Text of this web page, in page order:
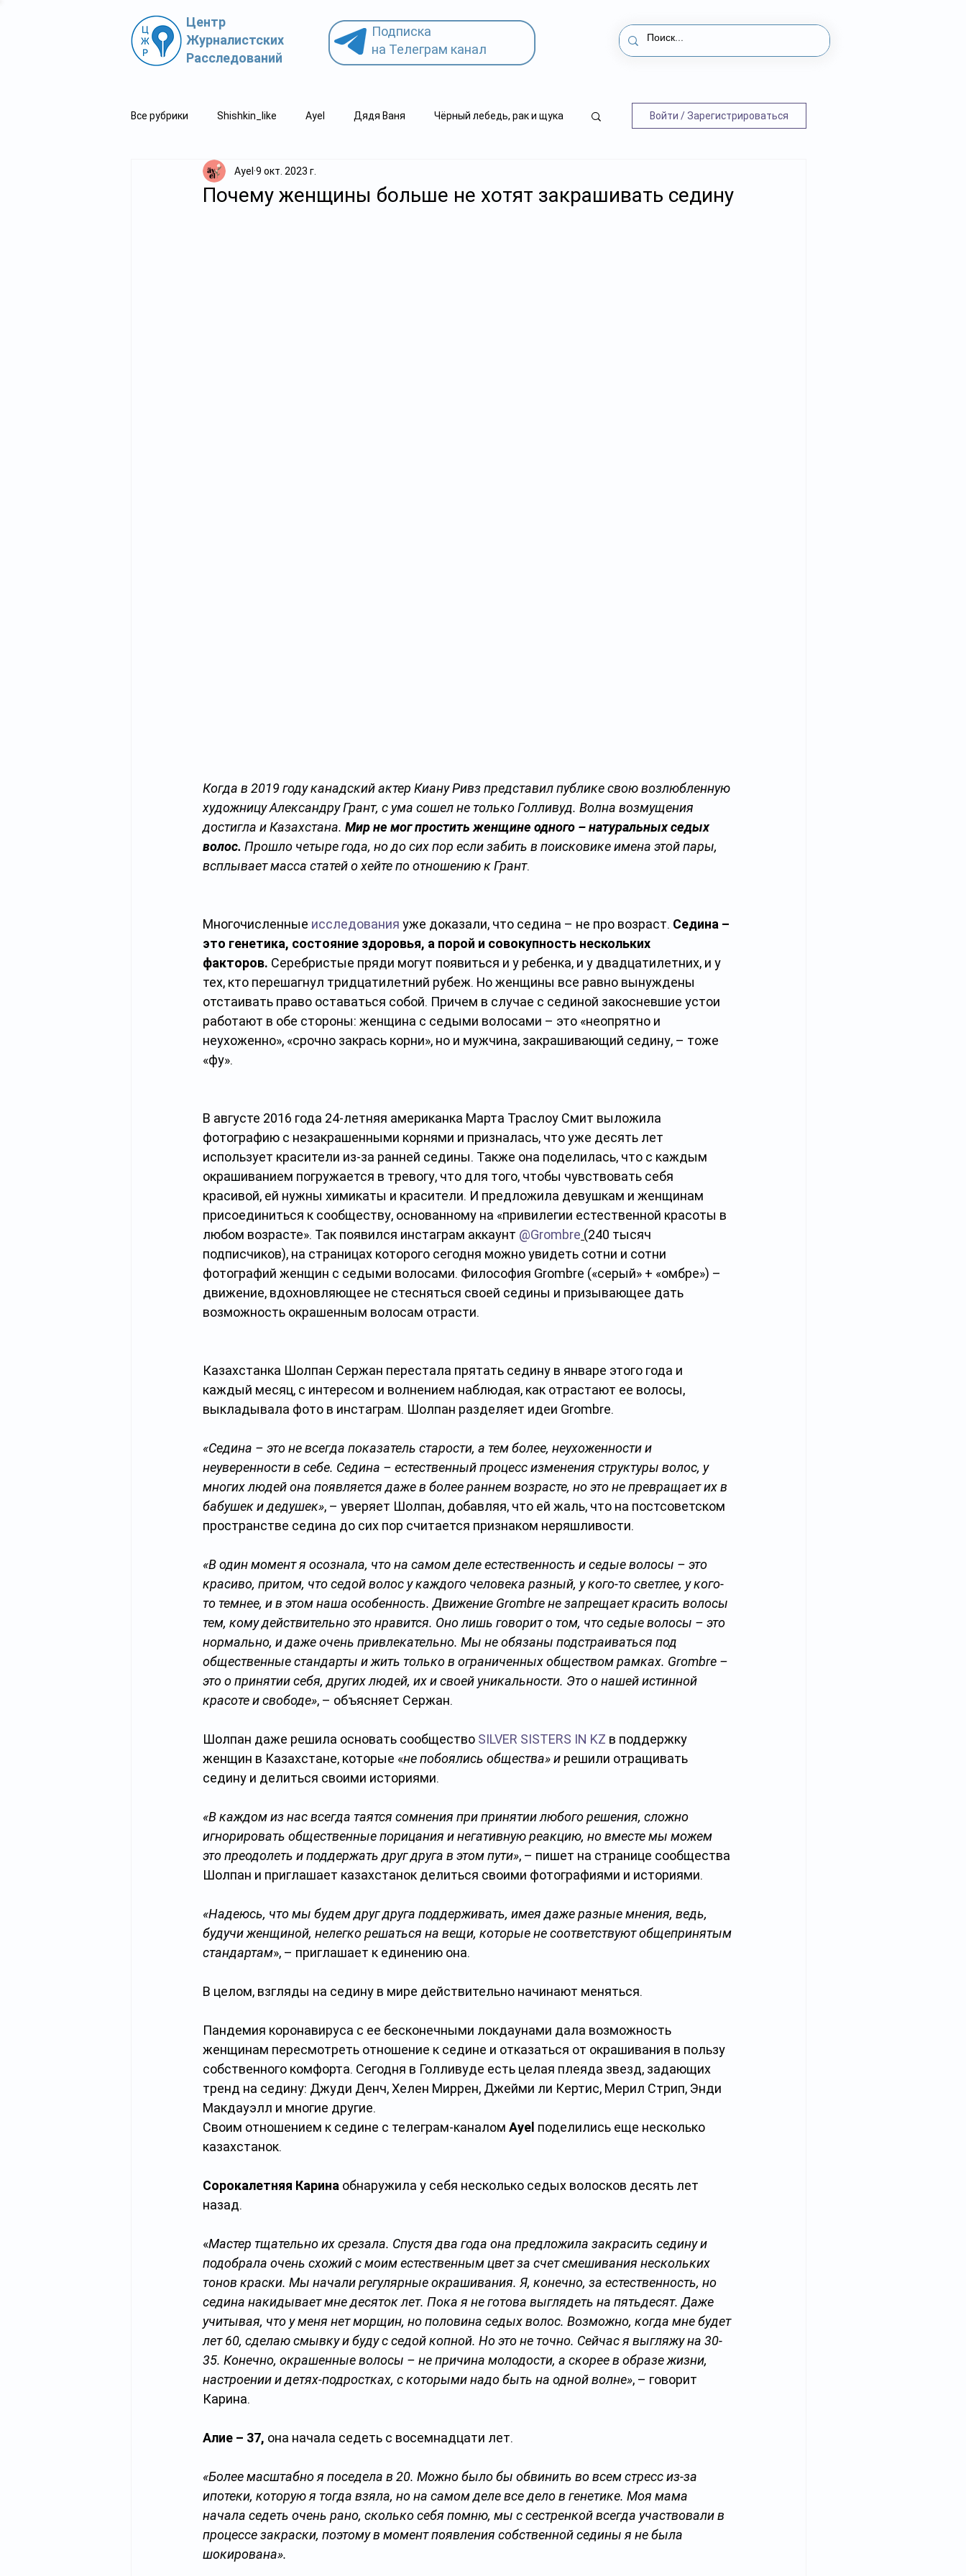
Центр
Журналистских
Расследований
Подписка
на Телеграм канал
Все рубрики Shishkin_like Ayel Дядя Ваня Чёрный лебедь, рак и щука
Политпросвет.kz Свидетель.kz
Войти / Зарегистрироваться
Почему женщины больше не хотят закрашивать седину
Ayel 9 окт. 2023 г.
Когда в 2019 году канадский актер Киану Ривз представил публике свою возлюбленную
художницу Александру Грант, с ума сошел не только Голливуд. Волна возмущения
достигла и Казахстана. Мир не мог простить женщине одного – натуральных седых
волос. Прошло четыре года, но до сих пор если забить в поисковике имена этой пары,
всплывает масса статей о хейте по отношению к Грант.
Многочисленные исследования уже доказали, что седина – не про возраст. Седина –
это генетика, состояние здоровья, а порой и совокупность нескольких
факторов. Серебристые пряди могут появиться и у ребенка, и у двадцатилетних, и у
тех, кто перешагнул тридцатилетний рубеж. Но женщины все равно вынуждены
отстаивать право оставаться собой. Причем в случае с сединой закосневшие устои
работают в обе стороны: женщина с седыми волосами – это «неопрятно и
неухоженно», «срочно закрась корни», но и мужчина, закрашивающий седину, – тоже
«фу».
В августе 2016 года 24-летняя американка Марта Траслоу Смит выложила
фотографию с незакрашенными корнями и призналась, что уже десять лет
использует красители из-за ранней седины. Также она поделилась, что с каждым
окрашиванием погружается в тревогу, что для того, чтобы чувствовать себя
красивой, ей нужны химикаты и красители. И предложила девушкам и женщинам
присоединиться к сообществу, основанному на «привилегии естественной красоты в
любом возрасте». Так появился инстаграм аккаунт @Grombre (240 тысяч
подписчиков), на страницах которого сегодня можно увидеть сотни и сотни
фотографий женщин с седыми волосами. Философия Grombre («серый» + «омбре») –
движение, вдохновляющее не стесняться своей седины и призывающее дать
возможность окрашенным волосам отрасти.
Казахстанка Шолпан Сержан перестала прятать седину в январе этого года и
каждый месяц, с интересом и волнением наблюдая, как отрастают ее волосы,
выкладывала фото в инстаграм. Шолпан разделяет идеи Grombre.
«Седина – это не всегда показатель старости, а тем более, неухоженности и
неуверенности в себе. Седина – естественный процесс изменения структуры волос, у
многих людей она появляется даже в более раннем возрасте, но это не превращает их в
бабушек и дедушек», – уверяет Шолпан, добавляя, что ей жаль, что на постсоветском
пространстве седина до сих пор считается признаком неряшливости.
«В один момент я осознала, что на самом деле естественность и седые волосы – это
красиво, притом, что седой волос у каждого человека разный, у кого-то светлее, у кого-
то темнее, и в этом наша особенность. Движение Grombre не запрещает красить волосы
тем, кому действительно это нравится. Оно лишь говорит о том, что седые волосы – это
нормально, и даже очень привлекательно. Мы не обязаны подстраиваться под
общественные стандарты и жить только в ограниченных обществом рамках. Grombre –
это о принятии себя, других людей, их и своей уникальности. Это о нашей истинной
красоте и свободе», – объясняет Сержан.
Шолпан даже решила основать сообщество SILVER SISTERS IN KZ в поддержку
женщин в Казахстане, которые «не побоялись общества» и решили отращивать
седину и делиться своими историями.
«В каждом из нас всегда таятся сомнения при принятии любого решения, сложно
игнорировать общественные порицания и негативную реакцию, но вместе мы можем
это преодолеть и поддержать друг друга в этом пути», – пишет на странице сообщества
Шолпан и приглашает казахстанок делиться своими фотографиями и историями.
«Надеюсь, что мы будем друг друга поддерживать, имея даже разные мнения, ведь,
будучи женщиной, нелегко решаться на вещи, которые не соответствуют общепринятым
стандартам», – приглашает к единению она.
В целом, взгляды на седину в мире действительно начинают меняться.
Пандемия коронавируса с ее бесконечными локдаунами дала возможность
женщинам пересмотреть отношение к седине и отказаться от окрашивания в пользу
собственного комфорта. Сегодня в Голливуде есть целая плеяда звезд, задающих
тренд на седину: Джуди Денч, Хелен Миррен, Джейми ли Кертис, Мерил Стрип, Энди
Макдауэлл и многие другие.
Своим отношением к седине с телеграм-каналом Ayel поделились еще несколько
казахстанок.
Сорокалетняя Карина обнаружила у себя несколько седых волосков десять лет
назад.
«Мастер тщательно их срезала. Спустя два года она предложила закрасить седину и
подобрала очень схожий с моим естественным цвет за счет смешивания нескольких
тонов краски. Мы начали регулярные окрашивания. Я, конечно, за естественность, но
седина накидывает мне десяток лет. Пока я не готова выглядеть на пятьдесят. Даже
учитывая, что у меня нет морщин, но половина седых волос. Возможно, когда мне будет
лет 60, сделаю смывку и буду с седой копной. Но это не точно. Сейчас я выгляжу на 30-
35. Конечно, окрашенные волосы – не причина молодости, а скорее в образе жизни,
настроении и детях-подростках, с которыми надо быть на одной волне», – говорит
Карина.
Алие – 37, она начала седеть с восемнадцати лет.
«Более масштабно я поседела в 20. Можно было бы обвинить во всем стресс из-за
ипотеки, которую я тогда взяла, но на самом деле все дело в генетике. Моя мама
начала седеть очень рано, сколько себя помню, мы с сестренкой всегда участвовали в
процессе закраски, поэтому в момент появления собственной седины я не была
шокирована».